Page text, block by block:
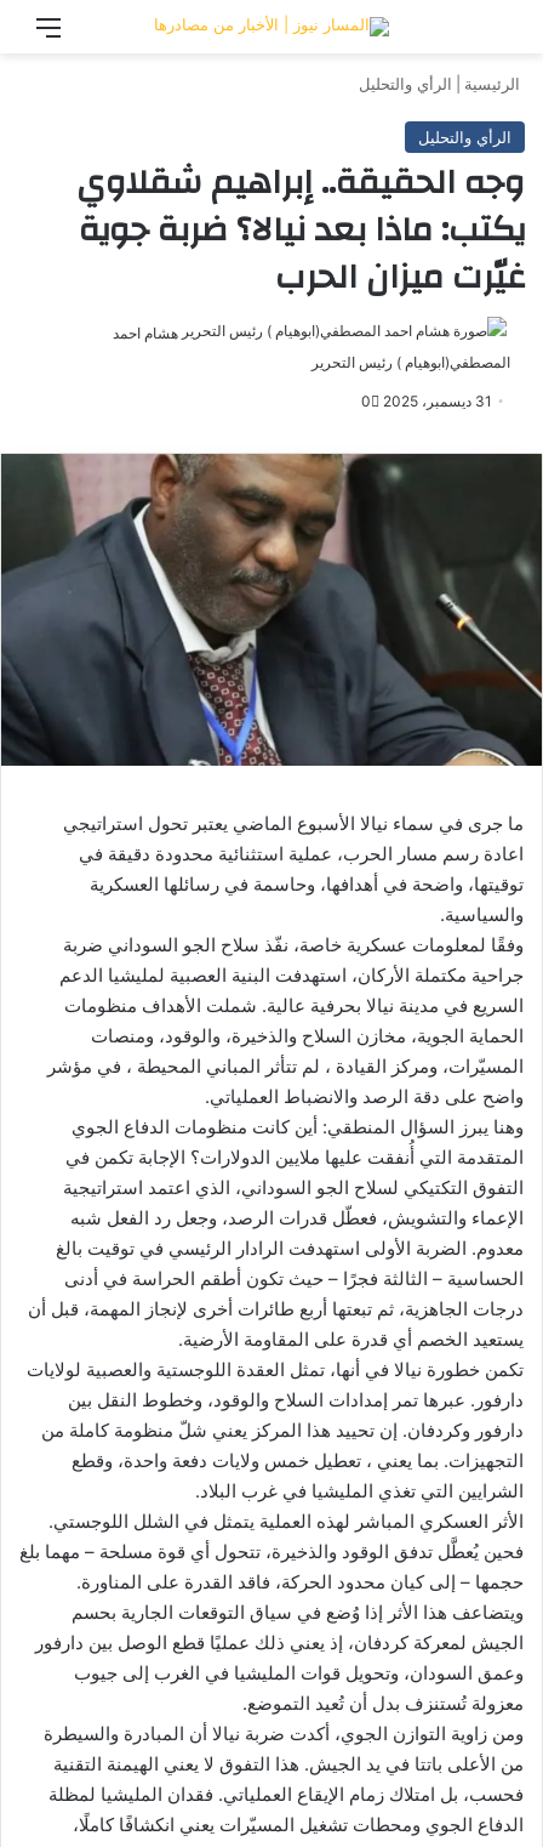
تسجيل الدخول
الرئيسية الرأي والتحليل
الرأي والتحليل
وجه الحقيقة.. إبراهيم شقلاوي
يكتب: ماذا بعد نيالا؟ ضربة جوية
غيّرت ميزان الحرب
هشام احمد
المصطفي(ابوهيام ) رئيس التحرير
31 ديسمبر، 2025 0
ما جرى في سماء نيالا الأسبوع الماضي يعتبر تحول استراتيجي
اعادة رسم مسار الحرب، عملية استثنائية محدودة دقيقة في
توقيتها، واضحة في أهدافها، وحاسمة في رسائلها العسكرية
والسياسية.
وفقًا لمعلومات عسكرية خاصة، نفّذ سلاح الجو السوداني ضربة
جراحية مكتملة الأركان، استهدفت البنية العصبية لمليشيا الدعم
السريع في مدينة نيالا بحرفية عالية. شملت الأهداف منظومات
الحماية الجوية، مخازن السلاح والذخيرة، والوقود، ومنصات
المسيّرات، ومركز القيادة ، لم تتأثر المباني المحيطة ، في مؤشر
واضح على دقة الرصد والانضباط العملياتي.
وهنا يبرز السؤال المنطقي: أين كانت منظومات الدفاع الجوي
المتقدمة التي أُنفقت عليها ملايين الدولارات؟ الإجابة تكمن في
التفوق التكتيكي لسلاح الجو السوداني، الذي اعتمد استراتيجية
الإعماء والتشويش، فعطّل قدرات الرصد، وجعل رد الفعل شبه
معدوم. الضربة الأولى استهدفت الرادار الرئيسي في توقيت بالغ
الحساسية – الثالثة فجرًا – حيث تكون أطقم الحراسة في أدنى
درجات الجاهزية، ثم تبعتها أربع طائرات أخرى لإنجاز المهمة، قبل أن
يستعيد الخصم أي قدرة على المقاومة الأرضية.
تكمن خطورة نيالا في أنها، تمثل العقدة اللوجستية والعصبية لولايات
دارفور. عبرها تمر إمدادات السلاح والوقود، وخطوط النقل بين
دارفور وكردفان. إن تحييد هذا المركز يعني شلّ منظومة كاملة من
التجهيزات. بما يعني ، تعطيل خمس ولايات دفعة واحدة، وقطع
الشرايين التي تغذي المليشيا في غرب البلاد.
الأثر العسكري المباشر لهذه العملية يتمثل في الشلل اللوجستي.
فحين يُعطَّل تدفق الوقود والذخيرة، تتحول أي قوة مسلحة – مهما بلغ
حجمها – إلى كيان محدود الحركة، فاقد القدرة على المناورة.
ويتضاعف هذا الأثر إذا وُضع في سياق التوقعات الجارية بحسم
الجيش لمعركة كردفان، إذ يعني ذلك عمليًا قطع الوصل بين دارفور
وعمق السودان، وتحويل قوات المليشيا في الغرب إلى جيوب
معزولة تُستنزف بدل أن تُعيد التموضع.
ومن زاوية التوازن الجوي، أكدت ضربة نيالا أن المبادرة والسيطرة
من الأعلى باتتا في يد الجيش. هذا التفوق لا يعني الهيمنة التقنية
فحسب، بل امتلاك زمام الإيقاع العملياتي. فقدان المليشيا لمظلة
الدفاع الجوي ومحطات تشغيل المسيّرات يعني انكشافًا كاملًا،